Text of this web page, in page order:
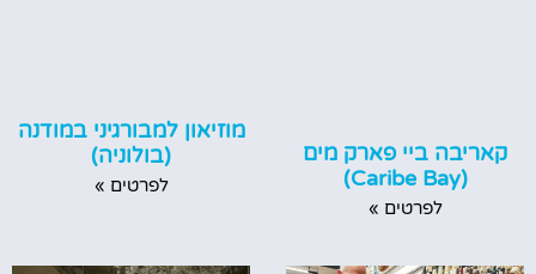
קאריבה ביי פארק מים
(Caribe Bay)
לפרטים »
מוזיאון למבורגיני במודנה
(בולוניה)
לפרטים »